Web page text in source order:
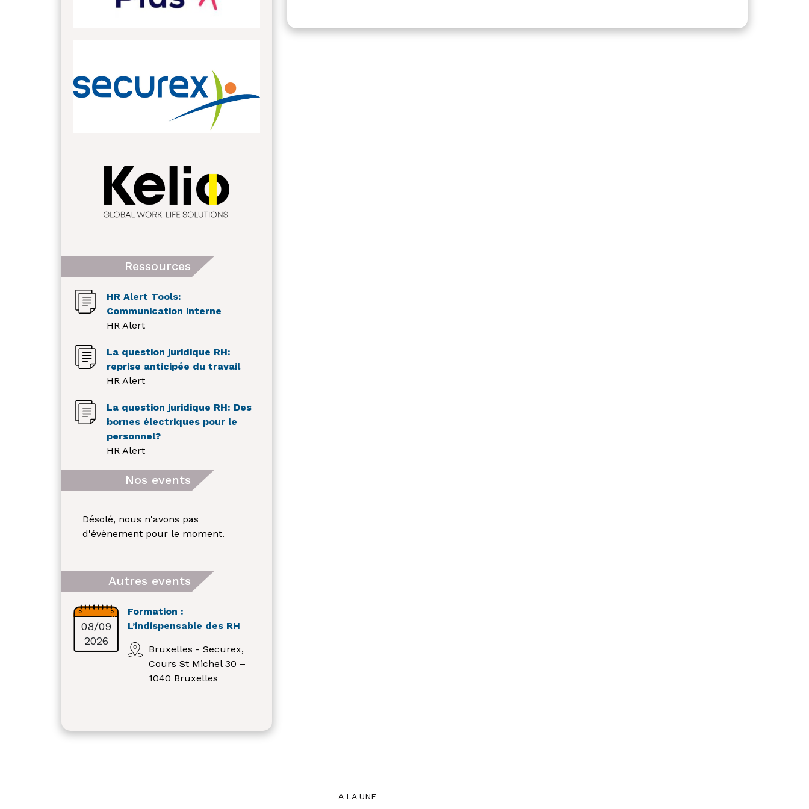
Ressources
HR Alert Tools:
Communication interne
HR Alert
La question juridique RH:
reprise anticipée du travail
HR Alert
La question juridique RH: Des
bornes électriques pour le
personnel?
HR Alert
Nos events
Désolé, nous n'avons pas
d'évènement pour le moment.
Autres events
08/09
2026
Formation :
L’indispensable des RH
Bruxelles - Securex,
Cours St Michel 30 –
1040 Bruxelles
A LA UNE